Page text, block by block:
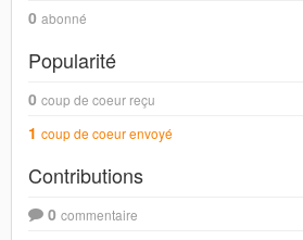
0 abonné
Popularité
0 coup de coeur reçu
1 coup de coeur envoyé
Contributions
0 commentaire